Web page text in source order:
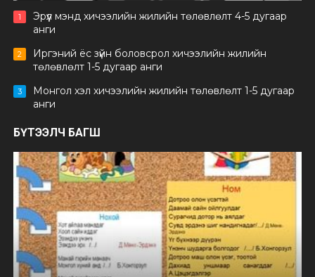
1
Эрүүл мэнд хичээлийн жилийн төлөвлөлт 4-5 дугаар
анги
2
Иргэний ёс зүйн боловсрол хичээлийн жилийн
төлөвлөлт 1-5 дугаар анги
3
Монгол хэл хичээлийн жилийн төлөвлөлт 1-5 дугаар
анги
БҮТЭЭЛЧ БАГШ